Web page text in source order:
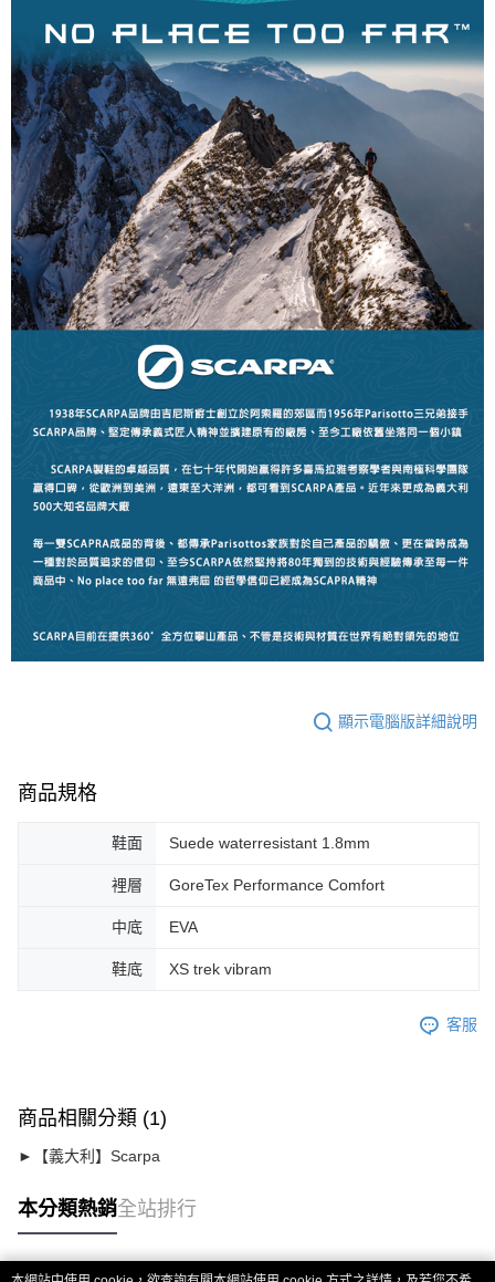
顯示電腦版詳細說明
商品規格
鞋面 Suede waterresistant 1.8mm
裡層 GoreTex Performance Comfort
中底 EVA
鞋底 XS trek vibram
客服
商品相關分類 (1)
►【義大利】Scarpa
本分類熱銷全站排行